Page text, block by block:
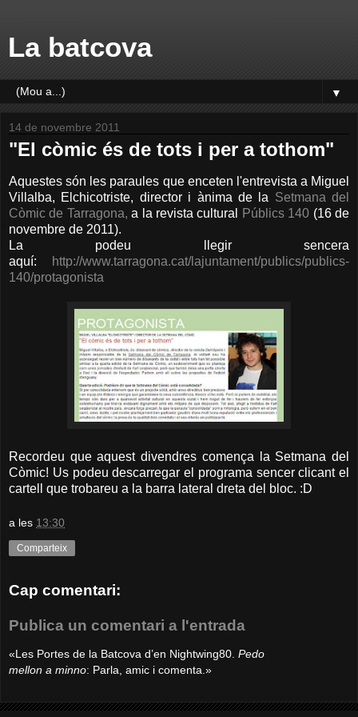
La batcova
▼
14 de novembre 2011
"El còmic és de tots i per a tothom"
Aquestes són les paraules que enceten l'entrevista a Miguel
Villalba, Elchicotriste, director i ànima de la Setmana del
Còmic de Tarragona, a la revista cultural Públics 140 (16 de
novembre de 2011).
La podeu llegir sencera
aquí:
http://www.tarragona.cat/lajuntament/publics/publics-
140/protagonista
Recordeu que aquest divendres comença la Setmana del
Còmic! Us podeu descarregar el programa sencer clicant el
cartell que trobareu a la barra lateral dreta del bloc. :D
a les 13:30
Comparteix
Cap comentari:
Publica un comentari a l'entrada
«Les Portes de la Batcova d’en Nightwing80. Pedo
mellon a minno: Parla, amic i comenta.»